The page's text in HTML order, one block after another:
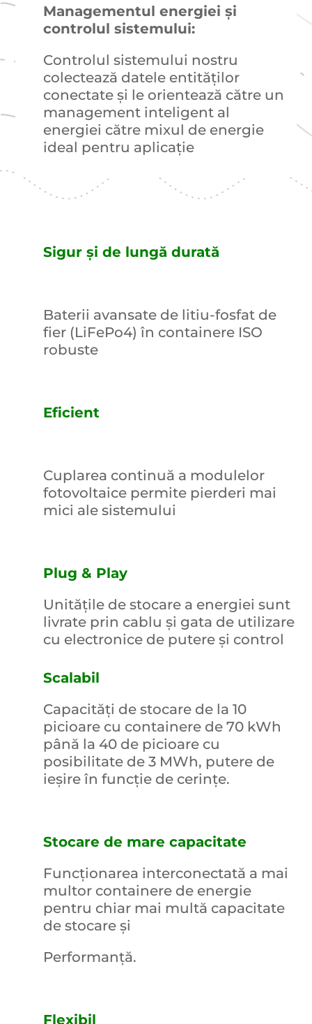
Managementul energiei și
controlul sistemului:
Controlul sistemului nostru
colectează datele entităților
conectate și le orientează către un
management inteligent al
energiei către mixul de energie
ideal pentru aplicație
Sigur și de lungă durată
Baterii avansate de litiu-fosfat de
fier (LiFePo4) în containere ISO
robuste
Eficient
Cuplarea continuă a modulelor
fotovoltaice permite pierderi mai
mici ale sistemului
Plug & Play
Unitățile de stocare a energiei sunt
livrate prin cablu și gata de utilizare
cu electronice de putere și control
Scalabil
Capacități de stocare de la 10
picioare cu containere de 70 kWh
până la 40 de picioare cu
posibilitate de 3 MWh, putere de
ieșire în funcție de cerințe.
Stocare de mare capacitate
Funcționarea interconectată a mai
multor containere de energie
pentru chiar mai multă capacitate
de stocare și
Performanţă.
Flexibil